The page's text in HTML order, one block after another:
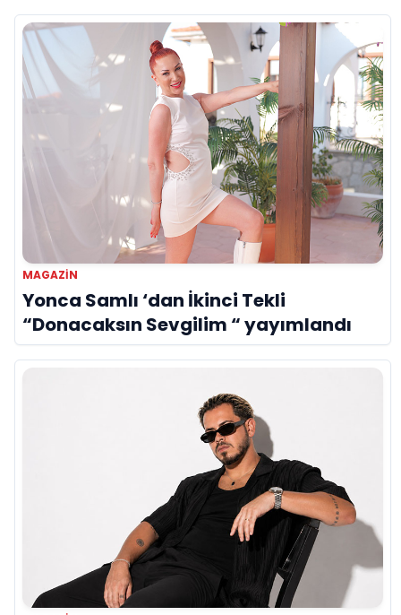
MAGAZİN
Yonca Samlı ‘dan İkinci Tekli
“Donacaksın Sevgilim “ yayımlandı